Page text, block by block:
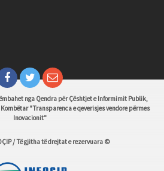
nga Qendra për Çështjet e Informimit Publik,
"Transparenca e qeverisjes vendore përmes
Inovacionit"
/ Të gjitha të drejtat e rezervuara ©